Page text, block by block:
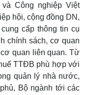
Công nghiệp Việt
hội, cộng đồng DN,
cấp thông tin cụ
chính sách, cơ quan
quan liên quan. Từ
TTĐB phù hợp với
quản lý nhà nước,
Bộ ngành tới các